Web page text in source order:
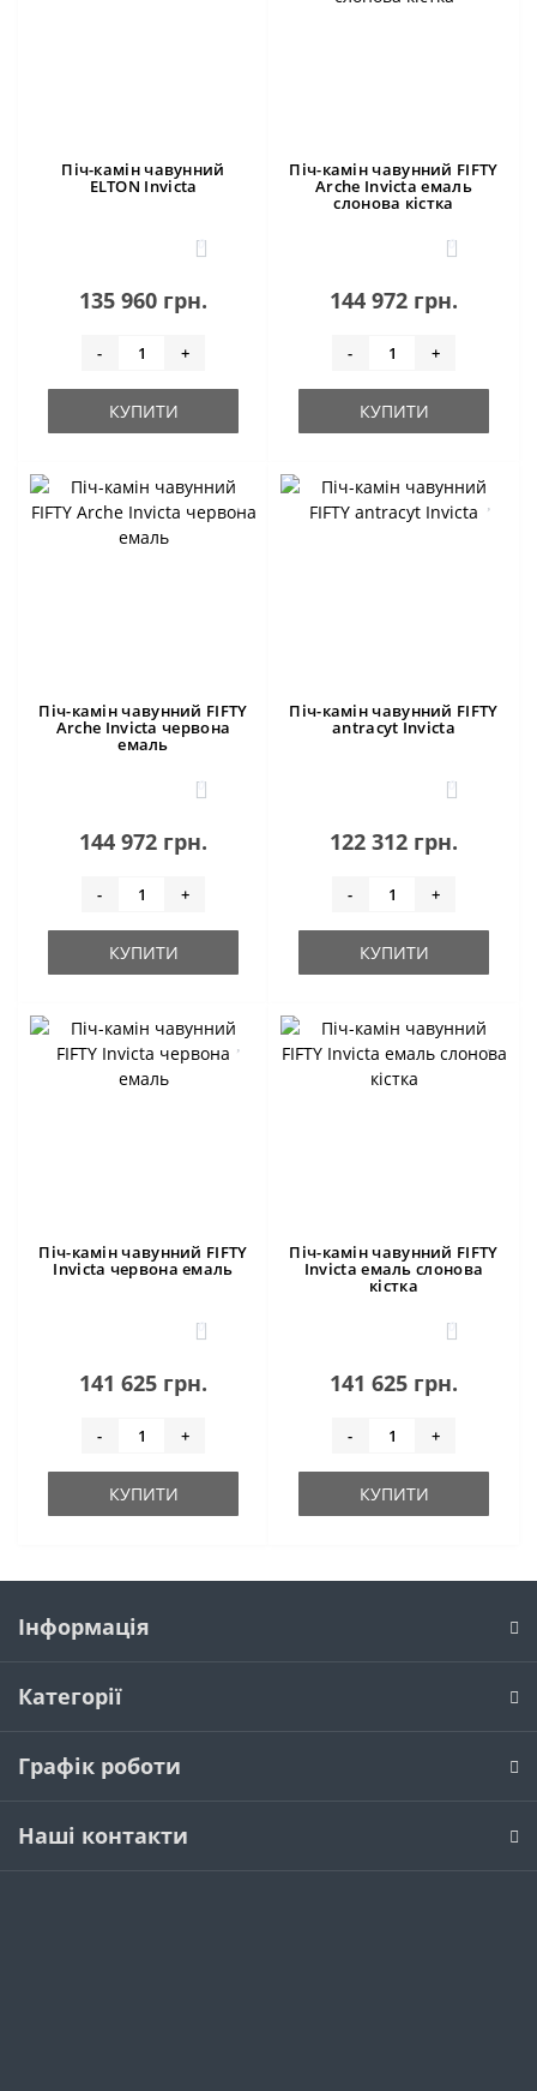
Піч-камін чавунний
ELTON Invicta
0
135 960 грн.
- +
КУПИТИ
Піч-камін чавунний FIFTY
Arche Invicta емаль
слонова кістка
0
144 972 грн.
- +
КУПИТИ
Піч-камін чавунний FIFTY
Arche Invicta червона
емаль
0
144 972 грн.
- +
КУПИТИ
Піч-камін чавунний FIFTY
antracyt Invicta
0
122 312 грн.
- +
КУПИТИ
Піч-камін чавунний FIFTY
Invicta червона емаль
0
141 625 грн.
- +
КУПИТИ
Піч-камін чавунний FIFTY
Invicta емаль слонова
кістка
0
141 625 грн.
- +
КУПИТИ
Інформація
Категорії
Графік роботи
Наші контакти